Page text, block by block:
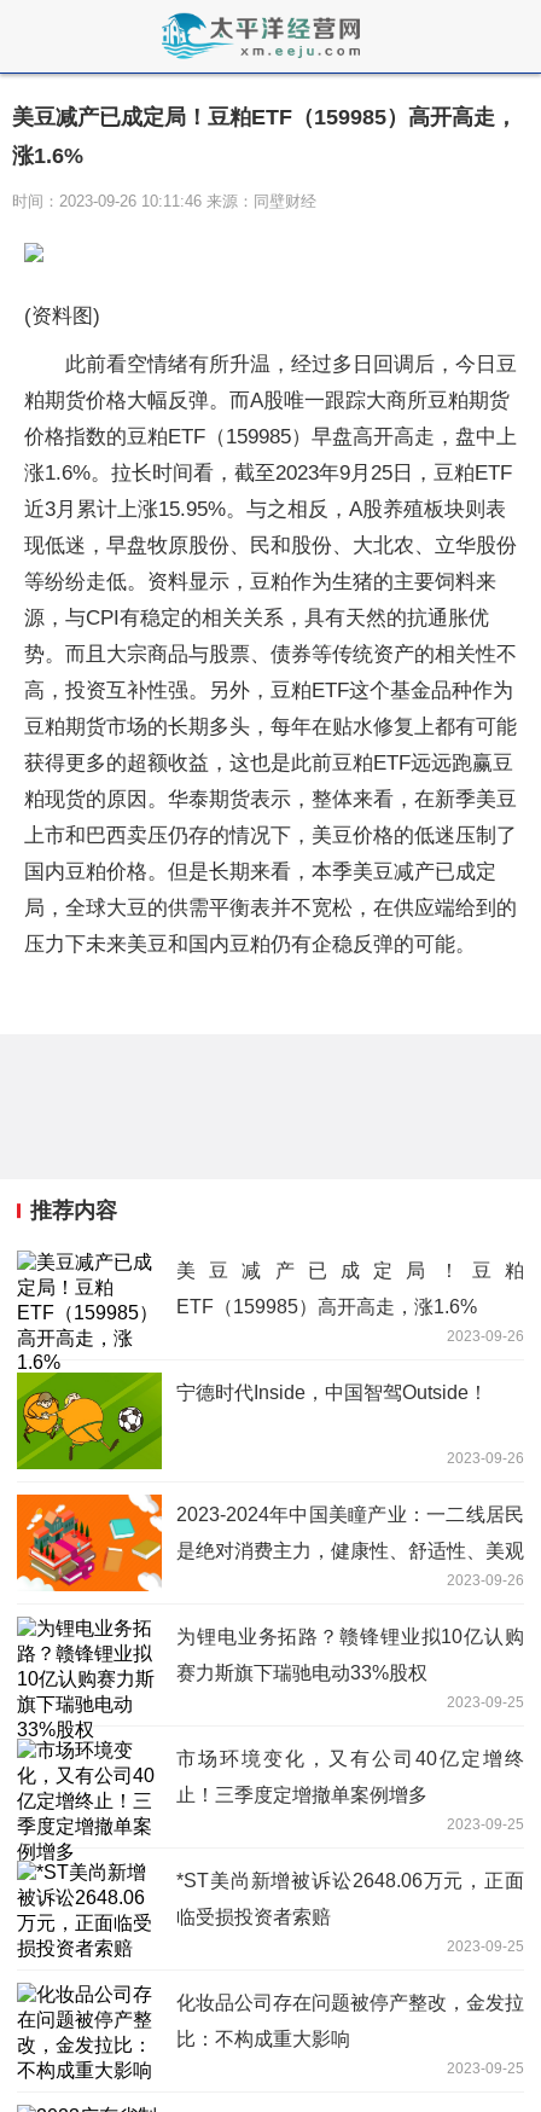
美豆减产已成定局！豆粕ETF（159985）高开高走，
涨1.6%
时间：2023-09-26 10:11:46 来源：同壁财经
(资料图)
​此前看空情绪有所升温，经过多日回调后，今日豆
粕期货价格大幅反弹。而A股唯一跟踪大商所豆粕期货
价格指数的豆粕ETF（159985）早盘高开高走，盘中上
涨1.6%。拉长时间看，截至2023年9月25日，豆粕ETF
近3月累计上涨15.95%。与之相反，A股养殖板块则表
现低迷，早盘牧原股份、民和股份、大北农、立华股份
等纷纷走低。资料显示，豆粕作为生猪的主要饲料来
源，与CPI有稳定的相关关系，具有天然的抗通胀优
势。而且大宗商品与股票、债券等传统资产的相关性不
高，投资互补性强。另外，豆粕ETF这个基金品种作为
豆粕期货市场的长期多头，每年在贴水修复上都有可能
获得更多的超额收益，这也是此前豆粕ETF远远跑赢豆
粕现货的原因。华泰期货表示，整体来看，在新季美豆
上市和巴西卖压仍存的情况下，美豆价格的低迷压制了
国内豆粕价格。但是长期来看，本季美豆减产已成定
局，全球大豆的供需平衡表并不宽松，在供应端给到的
压力下未来美豆和国内豆粕仍有企稳反弹的可能。
推荐内容
美豆减产已成定局！豆粕
ETF（159985）高开高走，涨1.6%
2023-09-26
宁德时代Inside，中国智驾Outside！
2023-09-26
2023-2024年中国美瞳产业：一二线居民
是绝对消费主力，健康性、舒适性、美观
2023-09-26
为锂电业务拓路？赣锋锂业拟10亿认购
赛力斯旗下瑞驰电动33%股权
2023-09-25
市场环境变化，又有公司40亿定增终
止！三季度定增撤单案例增多
2023-09-25
*ST美尚新增被诉讼2648.06万元，正面
临受损投资者索赔
2023-09-25
化妆品公司存在问题被停产整改，金发拉
比：不构成重大影响
2023-09-25